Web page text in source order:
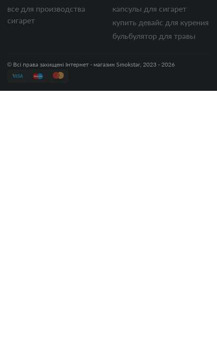
все для производства
сигарет
капсулы для сигарет
купить девайс для курения
бульбулятор для травы
© Всі права захищені Інтернет - магазин Smokstar, 2023 - 2026